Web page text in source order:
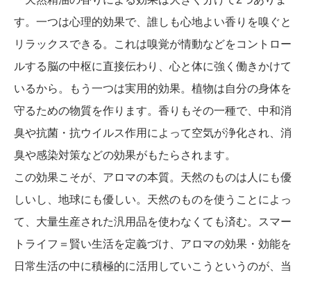
す。一つは心理的効果で、誰しも心地よい香りを嗅ぐと
リラックスできる。これは嗅覚が情動などをコントロー
ルする脳の中枢に直接伝わり、心と体に強く働きかけて
いるから。もう一つは実用的効果。植物は自分の身体を
守るための物質を作ります。香りもその一種で、中和消
臭や抗菌・抗ウイルス作用によって空気が浄化され、消
臭や感染対策などの効果がもたらされます。
この効果こそが、アロマの本質。天然のものは人にも優
しいし、地球にも優しい。天然のものを使うことによっ
て、大量生産された汎用品を使わなくても済む。スマー
トライフ＝賢い生活を定義づけ、アロマの効果・効能を
日常生活の中に積極的に活用していこうというのが、当